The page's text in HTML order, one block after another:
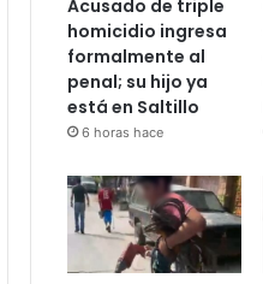
Acusado de triple
homicidio ingresa
formalmente al
penal; su hijo ya
está en Saltillo
6 horas hace